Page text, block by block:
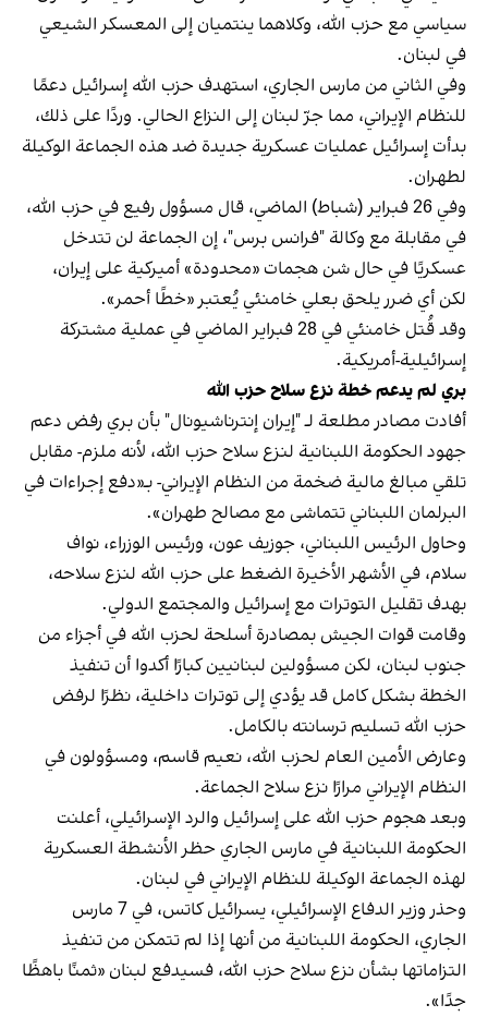
سياسي مع حزب الله، وكلاهما ينتميان إلى المعسكر الشيعي
في لبنان.
وفي الثاني من مارس الجاري، استهدف حزب الله إسرائيل دعمًا
للنظام الإيراني، مما جرّ لبنان إلى النزاع الحالي. وردًا على ذلك،
بدأت إسرائيل عمليات عسكرية جديدة ضد هذه الجماعة الوكيلة
لطهران.
وفي 26 فبراير (شباط) الماضي، قال مسؤول رفيع في حزب الله،
في مقابلة مع وكالة "فرانس برس"، إن الجماعة لن تتدخل
عسكريًا في حال شن هجمات «محدودة» أميركية على إيران،
لكن أي ضرر يلحق بعلي خامنئي يُعتبر «خطًا أحمر».
وقد قُتل خامنئي في 28 فبراير الماضي في عملية مشتركة
إسرائيلية-أمريكية.
بري لم يدعم خطة نزع سلاح حزب الله
أفادت مصادر مطلعة لـ "إيران إنترناشيونال" بأن بري رفض دعم
جهود الحكومة اللبنانية لنزع سلاح حزب الله، لأنه ملزم- مقابل
تلقي مبالغ مالية ضخمة من النظام الإيراني- بـ«دفع إجراءات في
البرلمان اللبناني تتماشى مع مصالح طهران».
وحاول الرئيس اللبناني، جوزيف عون، ورئيس الوزراء، نواف
سلام، في الأشهر الأخيرة الضغط على حزب الله لنزع سلاحه،
بهدف تقليل التوترات مع إسرائيل والمجتمع الدولي.
وقامت قوات الجيش بمصادرة أسلحة لحزب الله في أجزاء من
جنوب لبنان، لكن مسؤولين لبنانيين كبارًا أكدوا أن تنفيذ
الخطة بشكل كامل قد يؤدي إلى توترات داخلية، نظرًا لرفض
حزب الله تسليم ترسانته بالكامل.
وعارض الأمين العام لحزب الله، نعيم قاسم، ومسؤولون في
النظام الإيراني مرارًا نزع سلاح الجماعة.
وبعد هجوم حزب الله على إسرائيل والرد الإسرائيلي، أعلنت
الحكومة اللبنانية في مارس الجاري حظر الأنشطة العسكرية
لهذه الجماعة الوكيلة للنظام الإيراني في لبنان.
وحذر وزير الدفاع الإسرائيلي، يسرائيل كاتس، في 7 مارس
الجاري، الحكومة اللبنانية من أنها إذا لم تتمكن من تنفيذ
التزاماتها بشأن نزع سلاح حزب الله، فسيدفع لبنان «ثمنًا باهظًا
جدًا».